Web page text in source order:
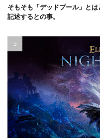
そもそも「デッドプール」と
記述するとの事。